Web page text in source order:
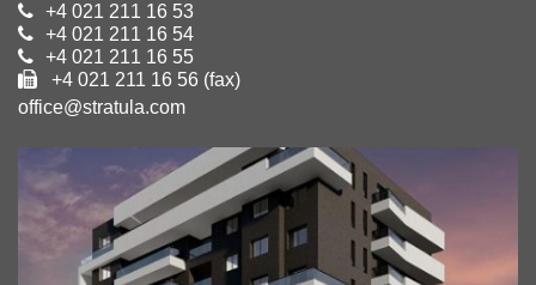
+4 021 211 16 53
+4 021 211 16 54
+4 021 211 16 55
+4 021 211 16 56 (fax)
office@stratula.com